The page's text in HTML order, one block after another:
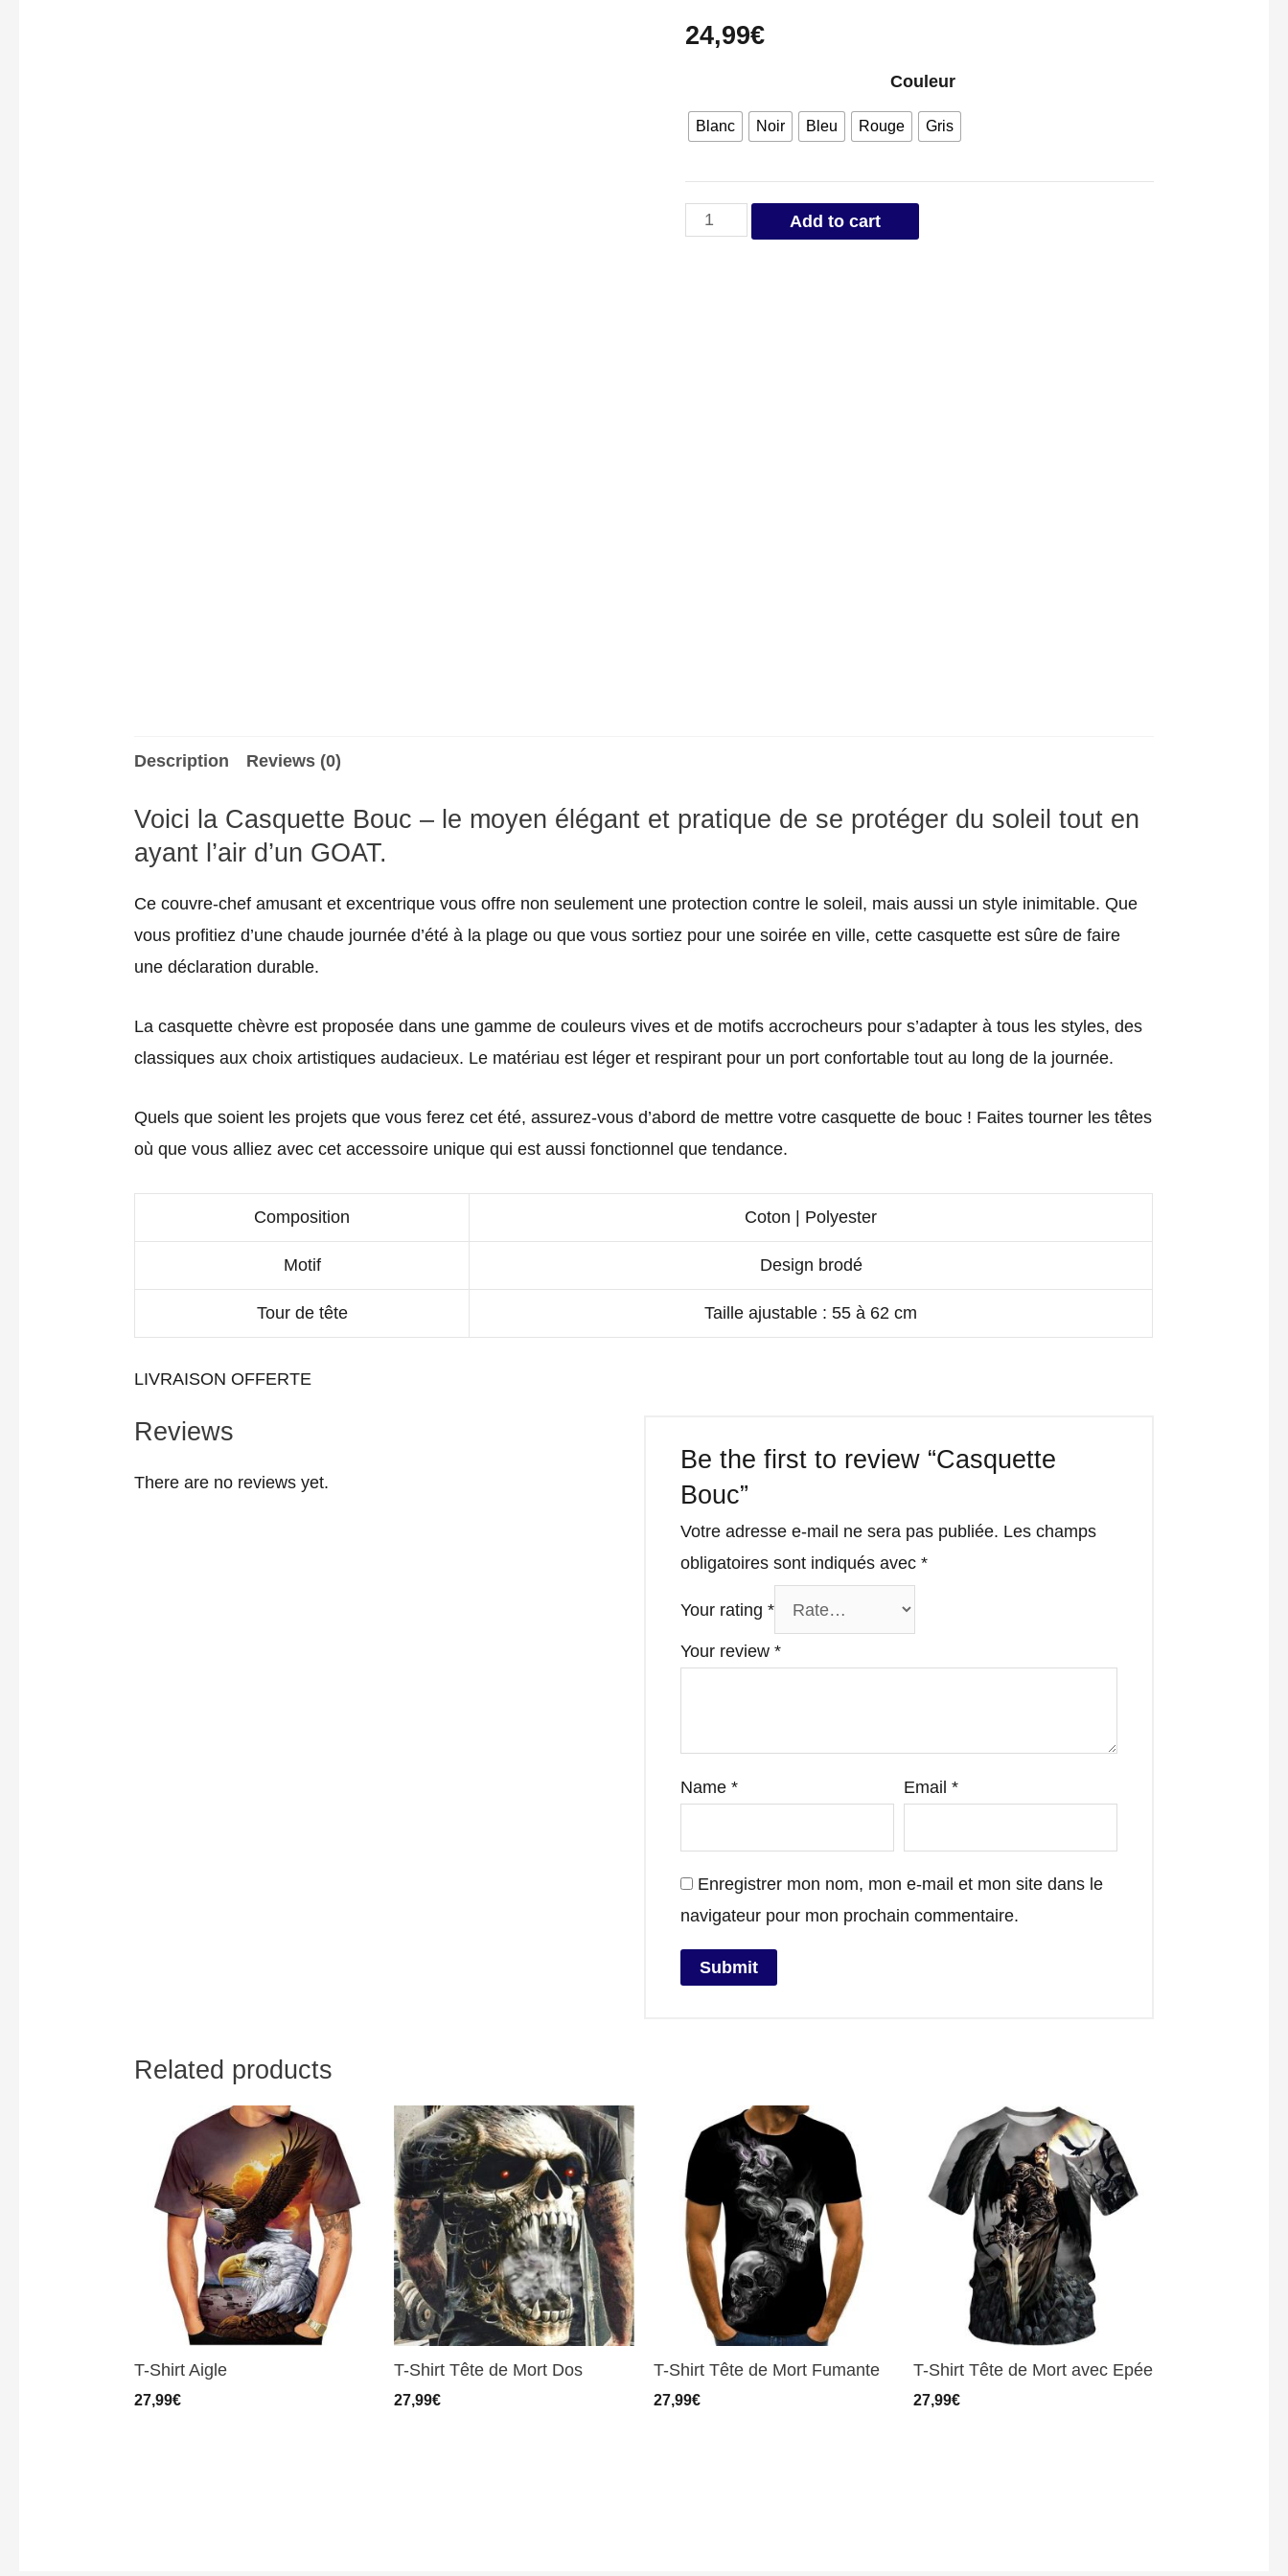
24,99€
Couleur
Blanc Noir Bleu Rouge Gris
Casquette
Add to cart
Description Reviews (0)
Voici la Casquette Bouc – le moyen élégant et pratique de se protéger du soleil tout en
ayant l’air d’un GOAT.
Ce couvre-chef amusant et excentrique vous offre non seulement une protection contre le soleil, mais aussi un style inimitable. Que
vous profitiez d’une chaude journée d’été à la plage ou que vous sortiez pour une soirée en ville, cette casquette est sûre de faire
une déclaration durable.
La casquette chèvre est proposée dans une gamme de couleurs vives et de motifs accrocheurs pour s’adapter à tous les styles, des
classiques aux choix artistiques audacieux. Le matériau est léger et respirant pour un port confortable tout au long de la journée.
Quels que soient les projets que vous ferez cet été, assurez-vous d’abord de mettre votre casquette de bouc ! Faites tourner les têtes
où que vous alliez avec cet accessoire unique qui est aussi fonctionnel que tendance.
Composition Coton | Polyester
Motif Design brodé
Tour de tête Taille ajustable : 55 à 62 cm
LIVRAISON OFFERTE
Reviews
There are no reviews yet.
Be the first to review “Casquette
Bouc”
Votre adresse e-mail ne sera pas publiée. Les champs
obligatoires sont indiqués avec *
Your rating *
Your review *
Name * Email *
Enregistrer mon nom, mon e-mail et mon site dans le
navigateur pour mon prochain commentaire.
Related products
T-Shirt Aigle
27,99€
T-Shirt Tête de Mort Dos
27,99€
T-Shirt Tête de Mort Fumante
27,99€
T-Shirt Tête de Mort avec Epée
27,99€